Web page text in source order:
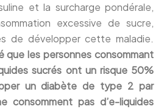
et la surcharge pondérale,
excessive de sucre,
de développer cette maladie.
que les personnes consommant
sucrés ont un risque 50%
un diabète de type 2 par
consomment pas d’e-liquides